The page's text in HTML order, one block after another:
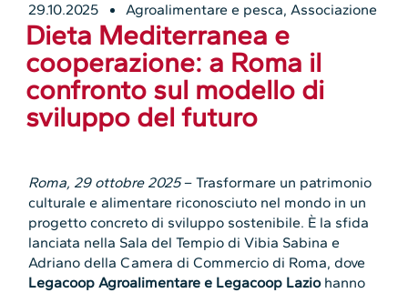
29.10.2025 Agroalimentare e pesca,Associazione
Dieta Mediterranea e
cooperazione: a Roma il
confronto sul modello di
sviluppo del futuro
Roma, 29 ottobre 2025– Trasformare un patrimonio
culturale e alimentare riconosciuto nel mondo in un
progetto concreto di sviluppo sostenibile. È la sfida
lanciata nella Sala del Tempio di Vibia Sabina e
Adriano della Camera di Commercio di Roma, dove
Legacoop Agroalimentare e Legacoop Laziohanno